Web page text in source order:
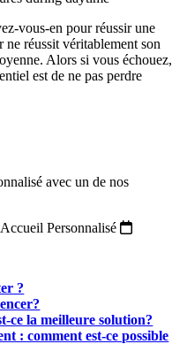
vous-en pour réussir une
réussit véritablement son
Alors si vous échouez,
est de ne pas perdre
avec un de nos
Personnalisé
?
ce la meilleure solution?
: comment est-ce possible